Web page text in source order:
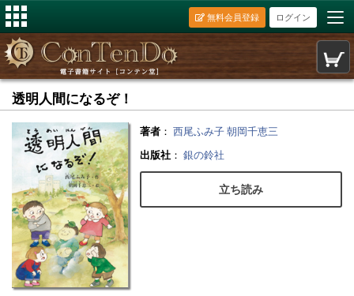
ログイン
無料会員登録
透明人間になるぞ！
著者 ： 西尾ふみ子 朝岡千恵三
出版社 ： 銀の鈴社
立ち読み